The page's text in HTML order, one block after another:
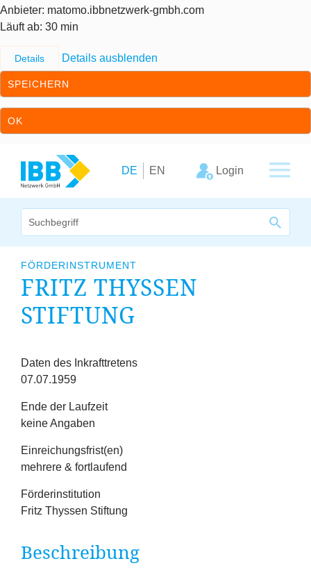
Anbieter: matomo.ibbnetzwerk-gmbh.com
Läuft ab: 30 min
Details Details ausblenden
SPEICHERN
OK
DE EN Login
Unternehmen
Cluster
Leistungsangebot
Erfolge
Fördermöglichkeiten
Presse
FÖRDERINSTRUMENT
FRITZ THYSSEN
STIFTUNG
Fristen
Daten des Inkrafttretens
07.07.1959
Ende der Laufzeit
keine Angaben
Einreichungsfrist(en)
mehrere & fortlaufend
Förderinstitution
Fritz Thyssen Stiftung
Beschreibung